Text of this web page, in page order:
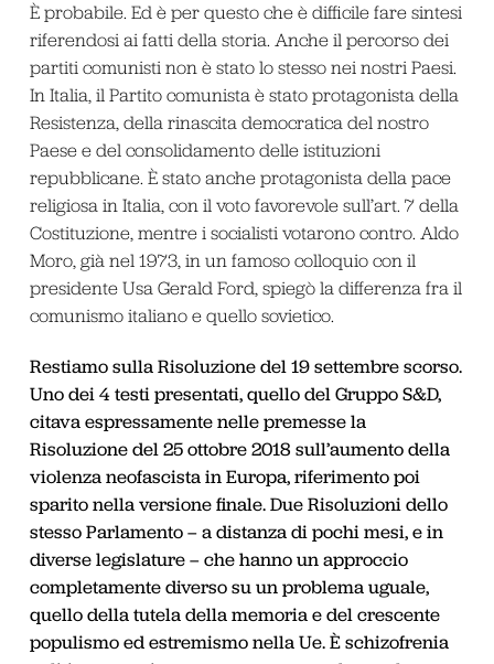
È probabile. Ed è per questo che è difficile fare sintesi
riferendosi ai fatti della storia. Anche il percorso dei
partiti comunisti non è stato lo stesso nei nostri Paesi.
In Italia, il Partito comunista è stato protagonista della
Resistenza, della rinascita democratica del nostro
Paese e del consolidamento delle istituzioni
repubblicane. È stato anche protagonista della pace
religiosa in Italia, con il voto favorevole sull’art. 7 della
Costituzione, mentre i socialisti votarono contro. Aldo
Moro, già nel 1973, in un famoso colloquio con il
presidente Usa Gerald Ford, spiegò la differenza fra il
comunismo italiano e quello sovietico.
Restiamo sulla Risoluzione del 19 settembre scorso.
Uno dei 4 testi presentati, quello del Gruppo S&D,
citava espressamente nelle premesse la
Risoluzione del 25 ottobre 2018 sull’aumento della
violenza neofascista in Europa, riferimento poi
sparito nella versione finale. Due Risoluzioni dello
stesso Parlamento – a distanza di pochi mesi, e in
diverse legislature – che hanno un approccio
completamente diverso su un problema uguale,
quello della tutela della memoria e del crescente
populismo ed estremismo nella Ue. È schizofrenia